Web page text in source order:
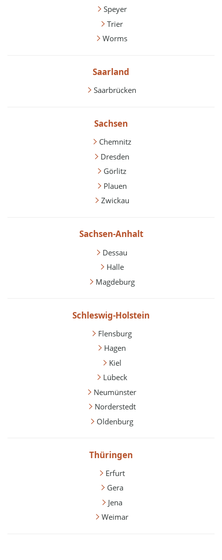
Speyer
Trier
Worms
Saarland
Saarbrücken
Sachsen
Chemnitz
Dresden
Görlitz
Plauen
Zwickau
Sachsen-Anhalt
Dessau
Halle
Magdeburg
Schleswig-Holstein
Flensburg
Hagen
Kiel
Lübeck
Neumünster
Norderstedt
Oldenburg
Thüringen
Erfurt
Gera
Jena
Weimar